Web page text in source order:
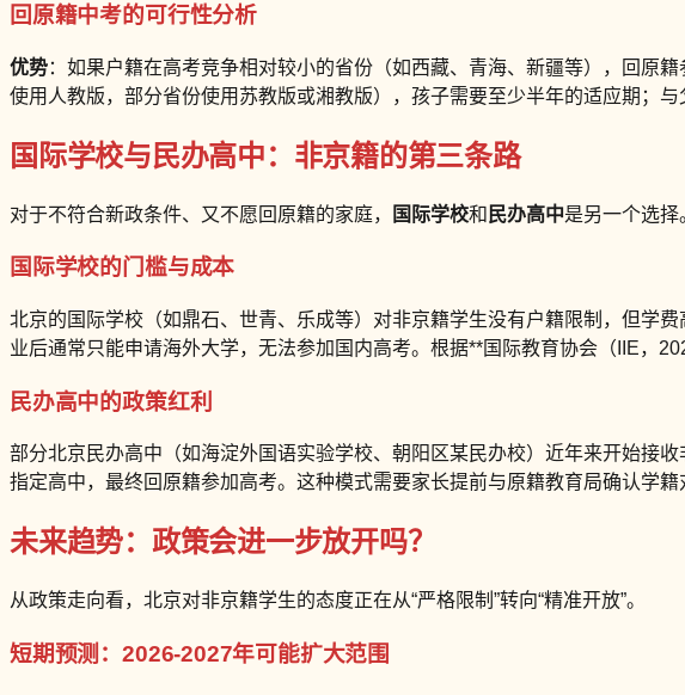
回原籍中考的可行性分析
优势：如果户籍在高考竞争相对较小的省份（如西藏、青海、新疆等），回原
使用人教版，部分省份使用苏教版或湘教版），孩子需要至少半年的适应期；与
国际学校与民办高中：非京籍的第三条路
对于不符合新政条件、又不愿回原籍的家庭， 国际学校和 民办高中是另一个选择
国际学校的门槛与成本
北京的国际学校（如鼎石、世青、乐成等）对非京籍学生没有户籍限制，但学费
业后通常只能申请海外大学，无法参加国内高考。根据**国际教育协会（IIE，
民办高中的政策红利
部分北京民办高中（如海淀外国语实验学校、朝阳区某民办校）近年来开始接
指定高中，最终回原籍参加高考。这种模式需要家长提前与原籍教育局确认学籍
未来趋势：政策会进一步放开吗？
从政策走向看，北京对非京籍学生的态度正在从“严格限制”转向“精准开放”。
短期预测：2026-2027年可能扩大范围